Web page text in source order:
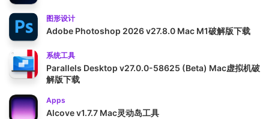
图形设计
Adobe Photoshop 2026 v27.8.0 Mac M1破解版下载
系统工具
Parallels Desktop v27.0.0-58625 (Beta) Mac虚拟机破
解版下载
Apps
Alcove v1.7.7 Mac灵动岛工具